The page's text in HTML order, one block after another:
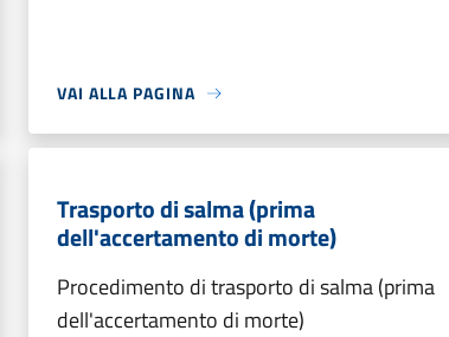
VAI ALLA PAGINA
Trasporto di salma (prima
dell'accertamento di morte)
Procedimento di trasporto di salma (prima
dell'accertamento di morte)